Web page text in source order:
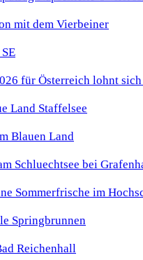
mit dem Vierbeiner
für Österreich lohnt
Blauen Land
Sommerfrische im
Reichenhall